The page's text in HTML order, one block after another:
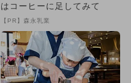
はコーヒーに足してみて
【PR】森永乳業